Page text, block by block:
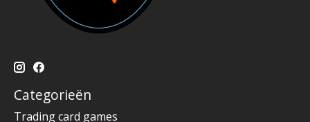
Categorieën
Trading card games